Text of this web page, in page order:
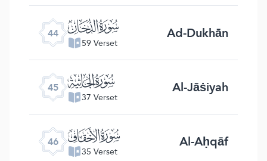
44 ﯙ
59 Verset Ad-Dukhān
45 ﯚ
37 Verset Al-Jāṡiyah
46 ﯛ
35 Verset Al-Aḥqāf